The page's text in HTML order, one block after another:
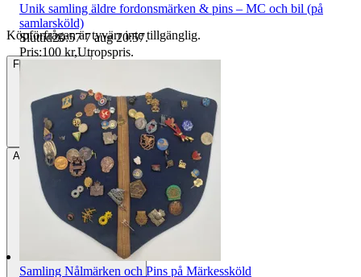
Köpförfrågan är tyvärr inte tillgänglig.
Frakt
AvhämtningBålsta, Sverige
Unik samling äldre fordonsmärken & pins – MC och bil (på
samlarsköld)
Sluttid20:57 7 aug 20:57.
Pris:100 kr,Utropspris.
Samling Nålmärken och Pins på Märkessköld